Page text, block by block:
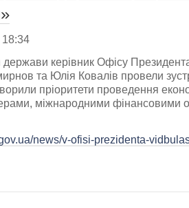
18:34
керівник Офісу
та Юлія Ковалів провели
пріоритети проведення
міжнародними фінансовими
news/v-ofisi-prezidenta-